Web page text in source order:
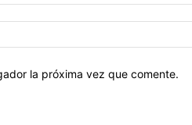
la próxima vez que comente.